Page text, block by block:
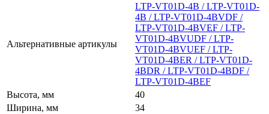
Альтернативные артикулы
LTP-VT01D-4B / LTP-VT01D-
4B / LTP-VT01D-4BVDF /
LTP-VT01D-4BVEF / LTP-
VT01D-4BVUDF / LTP-
VT01D-4BVUEF / LTP-
VT01D-4BER / LTP-VT01D-
4BDR / LTP-VT01D-4BDF /
LTP-VT01D-4BEF
Высота, мм
40
Ширина, мм
34